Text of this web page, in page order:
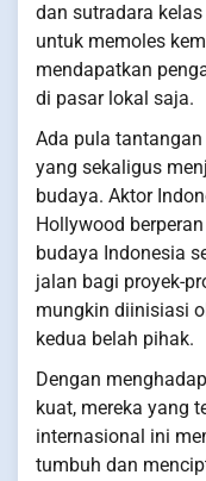
dan sutradara
untuk memoles
mendapatkan
di pasar lokal saja.
Ada pula
yang sekaligus
budaya. Aktor
Hollywood
budaya Indonesia
jalan bagi proyek-
mungkin diinisiasi
kedua belah pihak.
Dengan
kuat, mereka yang
internasional ini
tumbuh dan